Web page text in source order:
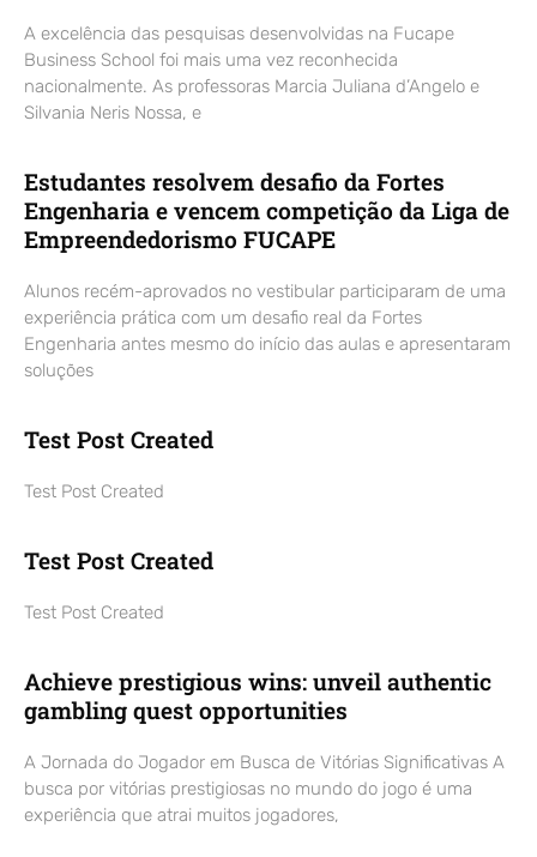
A excelência das pesquisas desenvolvidas na Fucape
Business School foi mais uma vez reconhecida
nacionalmente. As professoras Marcia Juliana d’Angelo e
Silvania Neris Nossa, e
Estudantes resolvem desafio da Fortes
Engenharia e vencem competição da Liga de
Empreendedorismo FUCAPE
Alunos recém-aprovados no vestibular participaram de uma
experiência prática com um desafio real da Fortes
Engenharia antes mesmo do início das aulas e apresentaram
soluções
Test Post Created
Test Post Created
Test Post Created
Test Post Created
Achieve prestigious wins: unveil authentic
gambling quest opportunities
A Jornada do Jogador em Busca de Vitórias Significativas A
busca por vitórias prestigiosas no mundo do jogo é uma
experiência que atrai muitos jogadores,